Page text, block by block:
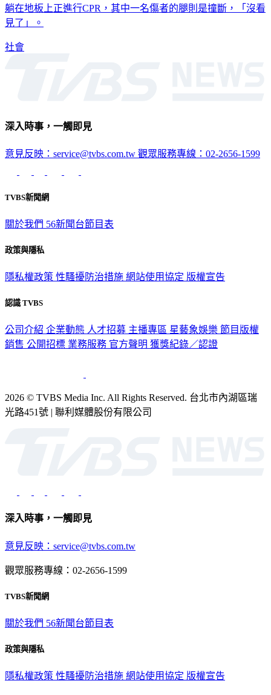
躺在地板上正進行CPR，其中一名傷者的腿則是撞斷，「沒看
見了」。
社會
深入時事，一觸即見
意見反映：service@tvbs.com.tw 觀眾服務專線：02-2656-1599
TVBS新聞網
關於我們 56新聞台節目表
政策與隱私
隱私權政策 性騷擾防治措施 網站使用協定 版權宣告
認識 TVBS
公司介紹 企業動態 人才招募 主播專區 星藝象娛樂 節目版權
銷售 公開招標 業務服務 官方聲明 獲獎紀錄／認證
2026 © TVBS Media Inc. All Rights Reserved. 台北市內湖區瑞
光路451號 | 聯利媒體股份有限公司
深入時事，一觸即見
意見反映：service@tvbs.com.tw
觀眾服務專線：02-2656-1599
TVBS新聞網
關於我們 56新聞台節目表
政策與隱私
隱私權政策 性騷擾防治措施 網站使用協定 版權宣告